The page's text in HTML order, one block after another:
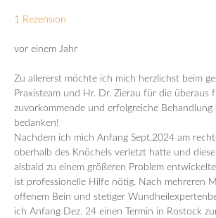
1 Rezension
vor einem Jahr
Zu allererst möchte ich mich herzlichst beim
Praxisteam und Hr. Dr. Zierau für die überaus
zuvorkommende und erfolgreiche Behandlung
bedanken!
Nachdem ich mich Anfang Sept.2024 am
oberhalb des Knöchels verletzt hatte und
alsbald zu einem größeren Problem
ist professionelle Hilfe nötig. Nach mehreren
offenem Bein und stetiger
ich Anfang Dez. 24 einen Termin in Rostock